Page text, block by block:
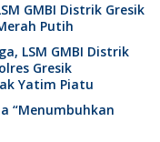
GMBI Distrik Gresik
Putih
LSM GMBI Distrik
Gresik
Yatim Piatu
“Menumbuhkan